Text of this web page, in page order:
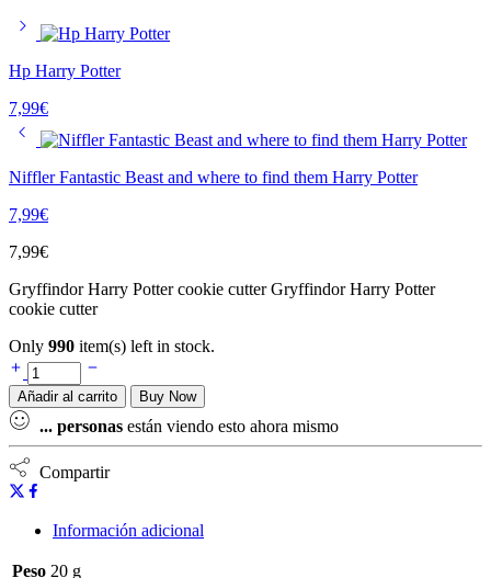
Hp Harry Potter
7,99€
Niffler Fantastic Beast and where to find them Harry Potter
7,99€
7,99€
Gryffindor Harry Potter cookie cutter Gryffindor Harry Potter
cookie cutter
Only 990 item(s) left in stock.
Añadir al carrito Buy Now
... personas están viendo esto ahora mismo
Compartir
Información adicional
Peso 20 g